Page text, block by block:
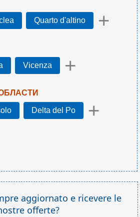
Quarto d'altino +
Vicenza +
Delta del Po +
aggiornato e ricevere le
offerte?